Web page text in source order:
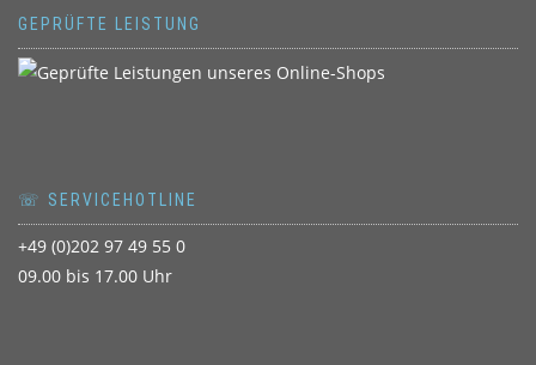
GEPRÜFTE LEISTUNG
☏ SERVICEHOTLINE
+49 (0)202 97 49 55 0
09.00 bis 17.00 Uhr